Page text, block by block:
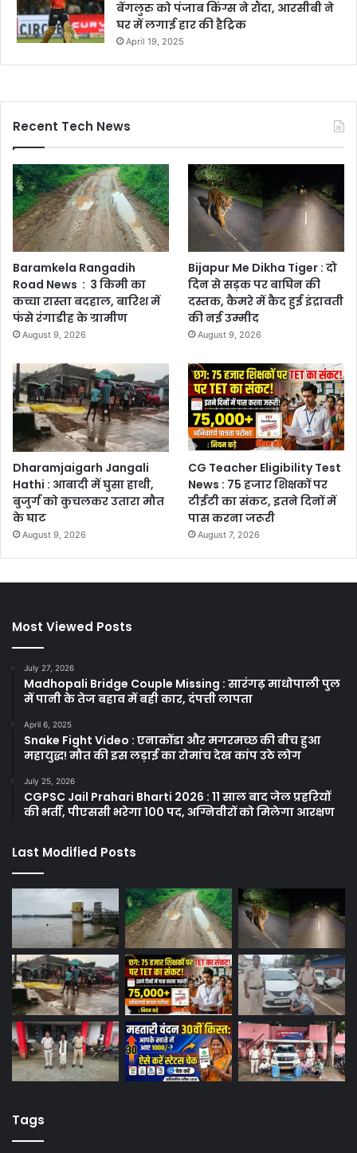
बेंगलुरु को पंजाब किंग्स ने रौंदा, आरसीबी ने
घर में लगाई हार की हैट्रिक
April 19, 2025
Recent Tech News
Baramkela Rangadih
Road News : 3 किमी का
कच्चा रास्ता बदहाल, बारिश में
फंसे रंगाडीह के ग्रामीण
August 9, 2026
Bijapur Me Dikha Tiger : दो
दिन से सड़क पर बाघिन की
दस्तक, कैमरे में कैद हुई इंद्रावती
की नई उम्मीद
August 9, 2026
Dharamjaigarh Jangali
Hathi : आबादी में घुसा हाथी,
बुजुर्ग को कुचलकर उतारा मौत
के घाट
August 9, 2026
CG Teacher Eligibility Test
News : 75 हजार शिक्षकों पर
टीईटी का संकट, इतने दिनों में
पास करना जरूरी
August 7, 2026
Most Viewed Posts
July 27, 2026
Madhopali Bridge Couple Missing : सारंगढ़ माधोपाली पुल
में पानी के तेज बहाव में बही कार, दंपत्ती लापता
April 6, 2025
Snake Fight Video : एनाकोंडा और मगरमच्छ की बीच हुआ
महायुद्ध! मौत की इस लड़ाई का रोमांच देख कांप उठे लोग
July 25, 2026
CGPSC Jail Prahari Bharti 2026 : 11 साल बाद जेल प्रहरियों
की भर्ती, पीएससी भरेगा 100 पद, अग्निवीरों को मिलेगा आरक्षण
Last Modified Posts
Tags